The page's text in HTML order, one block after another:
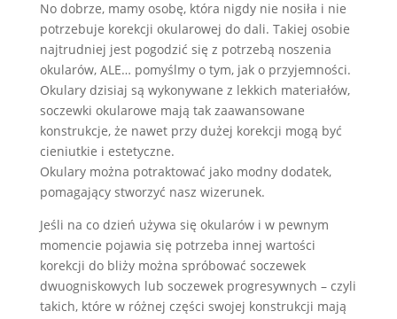
No dobrze, mamy osobę, która nigdy nie nosiła i nie
potrzebuje korekcji okularowej do dali. Takiej osobie
najtrudniej jest pogodzić się z potrzebą noszenia
okularów, ALE… pomyślmy o tym, jak o przyjemności.
Okulary dzisiaj są wykonywane z lekkich materiałów,
soczewki okularowe mają tak zaawansowane
konstrukcje, że nawet przy dużej korekcji mogą być
cieniutkie i estetyczne.
Okulary można potraktować jako modny dodatek,
pomagający stworzyć nasz wizerunek.
Jeśli na co dzień używa się okularów i w pewnym
momencie pojawia się potrzeba innej wartości
korekcji do bliży można spróbować soczewek
dwuogniskowych lub soczewek progresywnych – czyli
takich, które w różnej części swojej konstrukcji mają